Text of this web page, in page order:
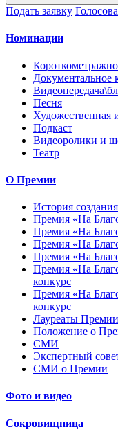
Подать заявку
Номинации
Документальное
Песня
Художественная
Подкаст
Видеоролики и
Театр
О Премии
История
Премия «На
Премия «На
Премия «На
Премия «На
Премия «На
конкурс
Премия «На
конкурс
Лауреаты Премии
Положение о
СМИ
Экспертный
СМИ о Премии
Фото и видео
Сокровищница